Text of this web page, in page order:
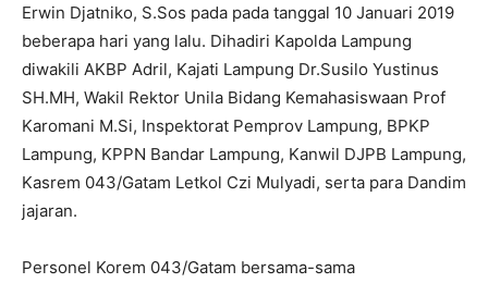
Erwin Djatniko, S.Sos pada pada tanggal 10 Januari 2019
beberapa hari yang lalu. Dihadiri Kapolda Lampung
diwakili AKBP Adril, Kajati Lampung Dr.Susilo Yustinus
SH.MH, Wakil Rektor Unila Bidang Kemahasiswaan Prof
Karomani M.Si, Inspektorat Pemprov Lampung, BPKP
Lampung, KPPN Bandar Lampung, Kanwil DJPB Lampung,
Kasrem 043/Gatam Letkol Czi Mulyadi, serta para Dandim
jajaran.
Personel Korem 043/Gatam bersama-sama